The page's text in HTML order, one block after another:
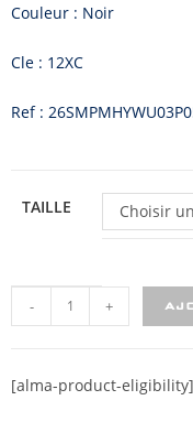
Couleur : Noir
Cle : 12XC
Ref :
TAILLE Choisir
- +
[alma-product-eligibility]